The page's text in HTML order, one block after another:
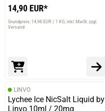
14,90 EUR*
Grundpreis: 14,96 EUR / 1 KG inkl. MwSt. zzgl.
Versand
LINVO
Lychee Ice NicSalt Liquid by
Linvo 10ml / 20mg